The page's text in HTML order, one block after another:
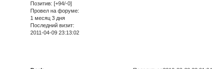
Позитив: [+94/-0]
Провел на форуме:
1 месяц 3 дня
Последний визит:
2011-04-09 23:13:02